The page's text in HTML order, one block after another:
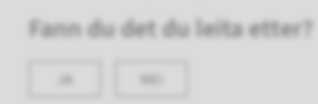
Fann du det du leita etter?
JA NEI